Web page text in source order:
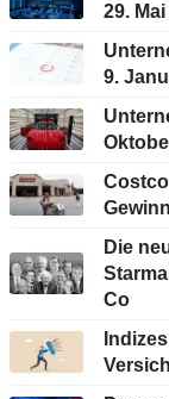
29.
9.
Die
Co